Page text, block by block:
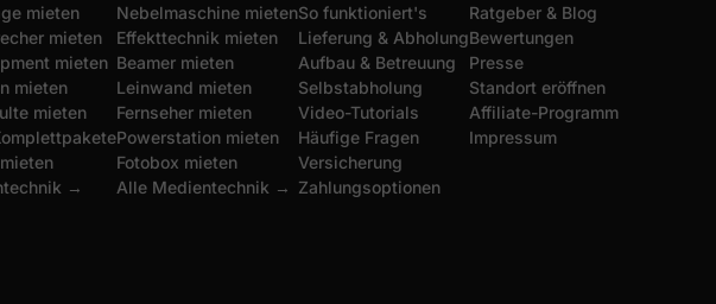
mieten
mieten
mieten
mieten
mieten
→
Nebelmaschine mieten
Effekttechnik mieten
Beamer mieten
Leinwand mieten
Fernseher mieten
Powerstation mieten
Fotobox mieten
Alle Medientechnik →
So funktioniert's
Lieferung & Abholung
Aufbau & Betreuung
Selbstabholung
Video-Tutorials
Häufige Fragen
Versicherung
Zahlungsoptionen
Ratgeber & Blog
Bewertungen
Presse
Standort eröffnen
Affiliate-Programm
Impressum